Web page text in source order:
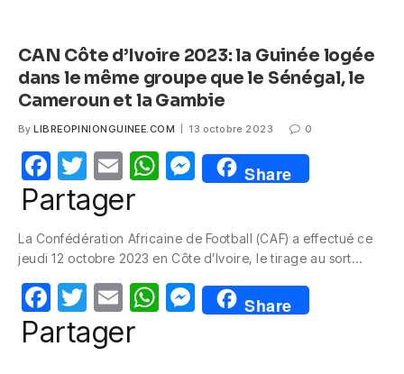
CAN Côte d’Ivoire 2023: la Guinée logée
dans le même groupe que le Sénégal, le
Cameroun et la Gambie
By LIBREOPINIONGUINEE.COM 13 octobre 2023 0
F
a
e
b
o
o
T
w
itt
er
E
m
W
s
A
p
M
e
e
n
g
Share
Partager
La Confédération Africaine de Football (CAF) a effectué ce
jeudi 12 octobre 2023 en Côte d’Ivoire, le tirage au sort…
F
a
T
w
itt
E
m
W M
e
Share
Partager